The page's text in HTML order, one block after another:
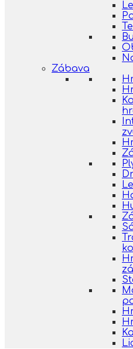
Zábava